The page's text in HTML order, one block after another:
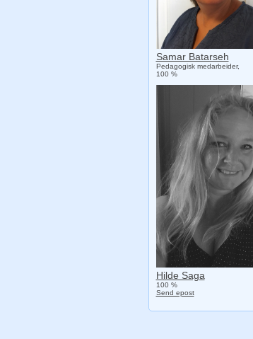
Samar Batarseh
Pedagogisk medarbeider,
100 %
Hilde Saga
100 %
Send epost